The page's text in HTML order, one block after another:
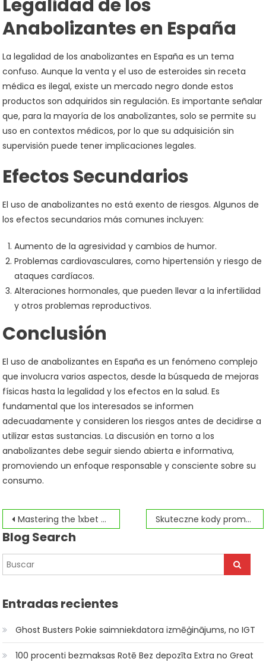
Legalidad de los
Anabolizantes en España
La legalidad de los anabolizantes en España es un tema
confuso. Aunque la venta y el uso de esteroides sin receta
médica es ilegal, existe un mercado negro donde estos
productos son adquiridos sin regulación. Es importante señalar
que, para la mayoría de los anabolizantes, solo se permite su
uso en contextos médicos, por lo que su adquisición sin
supervisión puede tener implicaciones legales.
Efectos Secundarios
El uso de anabolizantes no está exento de riesgos. Algunos de
los efectos secundarios más comunes incluyen:
Aumento de la agresividad y cambios de humor.
Problemas cardiovasculares, como hipertensión y riesgo de
ataques cardíacos.
Alteraciones hormonales, que pueden llevar a la infertilidad
y otros problemas reproductivos.
Conclusión
El uso de anabolizantes en España es un fenómeno complejo
que involucra varios aspectos, desde la búsqueda de mejoras
físicas hasta la legalidad y los efectos en la salud. Es
fundamental que los interesados se informen
adecuadamente y consideren los riesgos antes de decidirse a
utilizar estas sustancias. La discusión en torno a los
anabolizantes debe seguir siendo abierta e informativa,
promoviendo un enfoque responsable y consciente sobre su
consumo.
Navegación
de
entradas
Mastering the 1xbet aviator predictor: Skuteczne kody promocyjne do kasyn – porady i wskazówki
Blog Search
Entradas recientes
Ghost Busters Pokie saimniekdatora izmēģinājums, no IGT
100 procenti bezmaksas Rotē Bez depozīta Extra no Great